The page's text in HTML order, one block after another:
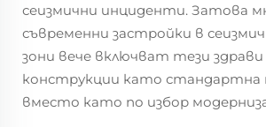
сеизмични инциденти. Затова
съвременни застройки в
зони вече включват тези
конструкции като стандартна
вместо като по избор